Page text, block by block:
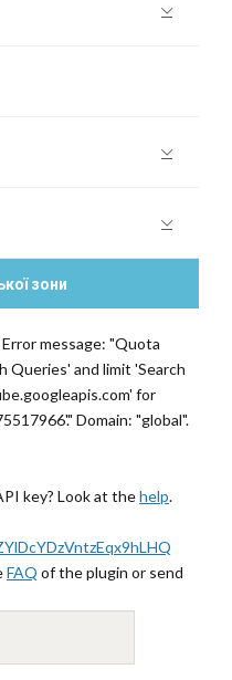
зони
message: "Quota
Queries' and limit 'Search
for
Domain: "global".
key? Look at thehelp.
FAQ of the plugin or send